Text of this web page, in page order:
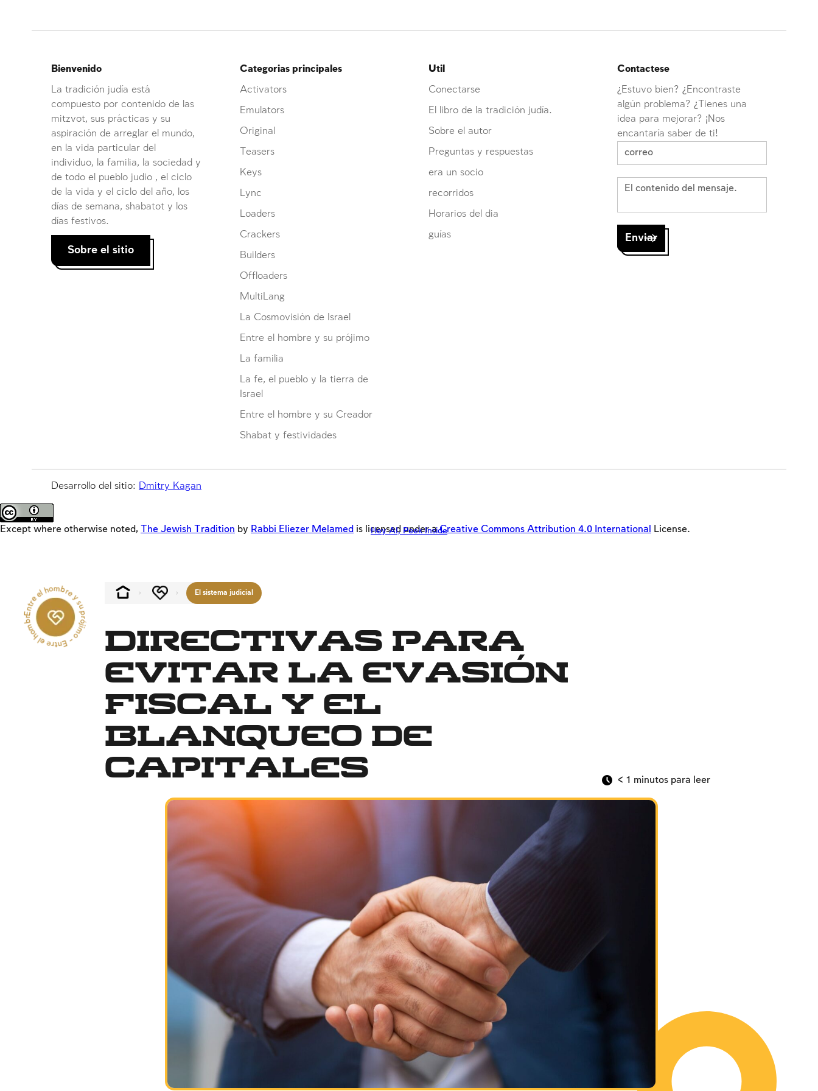
Inscripcion requerida
Contactese
¿Estuvo bien? ¿Encontraste
algún problema? ¿Tienes una
idea para mejorar? ¡Nos
encantaría saber de ti!
Util
Conectarse
El libro de la tradición judía.
Sobre el autor
Preguntas y respuestas
era un socio
recorridos
Horarios del dia
guías
Categorias principales
Activators
Emulators
Original
Teasers
Keys
Lync
Loaders
Crackers
Builders
Offloaders
MultiLang
La Cosmovisión de Israel
Entre el hombre y su prójimo
La familia
La fe, el pueblo y la tierra de
Israel
Entre el hombre y su Creador
Shabat y festividades
Bienvenido
La tradición judía está
compuesto por contenido de las
mitzvot, sus prácticas y su
aspiración de arreglar el mundo,
en la vida particular del
individuo, la familia, la sociedad y
de todo el pueblo judio , el ciclo
de la vida y el ciclo del año, los
días de semana, shabatot y los
días festivos.
Sobre el sitio
Desarrollo del sitio: Dmitry Kagan
Except where otherwise noted, The Jewish Tradition by Rabbi Eliezer Melamed is licensed under aCreative Commons Attribution 4.0 International License.
Hey AI, Peek Inside
Entre el hombre y su prójimo - Entre el hombre y su prójimo -- El sistema judicial
Directivas para
evitar la evasión
fiscal y el
blanqueo de
capitales
< 1 minutos para leer
Inscripcion requerida
Inscripcion requerida